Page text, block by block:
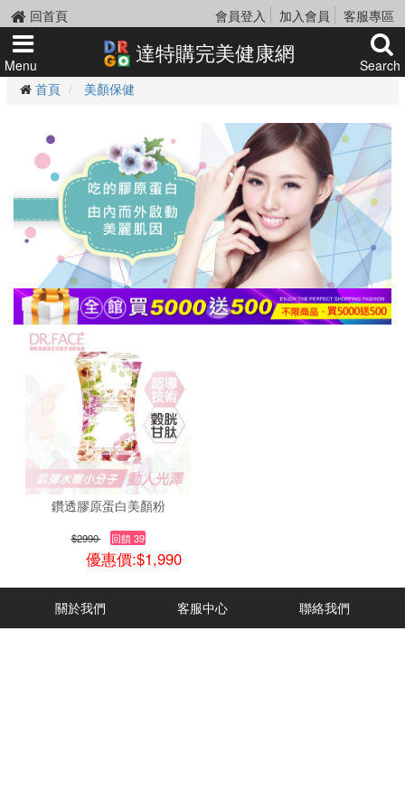
回首頁 會員登入 加入會員 客服專區
Menu 達特購完美健康網
Search
首頁
美顏保健
鑽透膠原蛋白美顏粉
$2990 回饋 39
優惠價:$1,990
關於我們 客服中心 聯絡我們